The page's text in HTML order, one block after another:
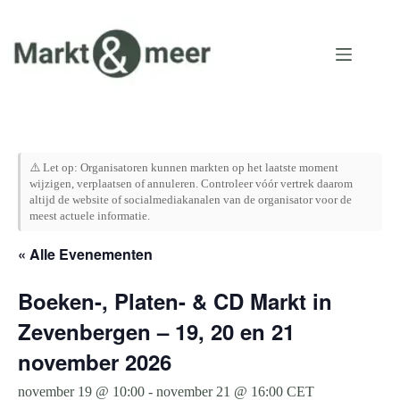
inhoud
⚠️ Let op: Organisatoren kunnen markten op het laatste moment
wijzigen, verplaatsen of annuleren. Controleer vóór vertrek daarom
altijd de website of socialmediakanalen van de organisator voor de
meest actuele informatie.
« Alle Evenementen
Boeken-, Platen- & CD Markt in
Zevenbergen – 19, 20 en 21
november 2026
november 19 @ 10:00 - november 21 @ 16:00 CET